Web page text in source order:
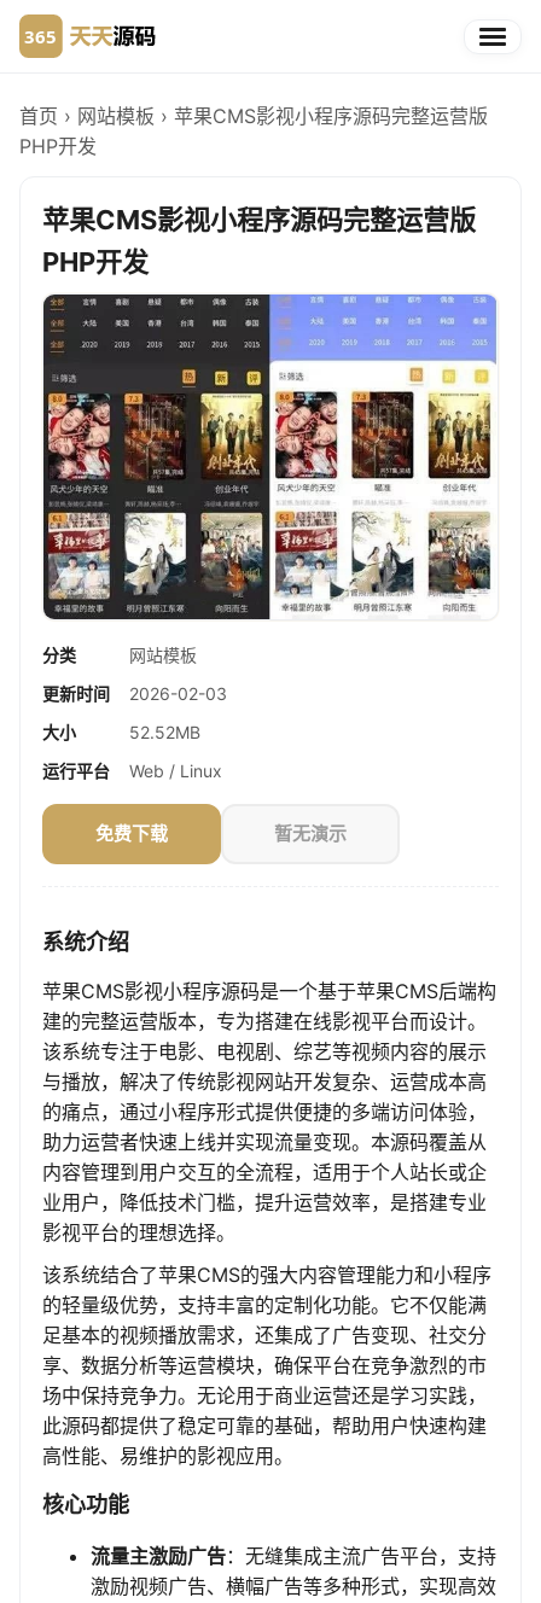
首页 › 网站模板 › 苹果CMS影视小程序源码完整运营版
PHP开发
苹果CMS影视小程序源码完整运营版
PHP开发
分类
网站模板
更新时间
2026-02-03
大小
52.52MB
运行平台
Web / Linux
免费下载 暂无演示
系统介绍
苹果CMS影视小程序源码是一个基于苹果CMS后端构
建的完整运营版本，专为搭建在线影视平台而设计。
该系统专注于电影、电视剧、综艺等视频内容的展示
与播放，解决了传统影视网站开发复杂、运营成本高
的痛点，通过小程序形式提供便捷的多端访问体验，
助力运营者快速上线并实现流量变现。本源码覆盖从
内容管理到用户交互的全流程，适用于个人站长或企
业用户，降低技术门槛，提升运营效率，是搭建专业
影视平台的理想选择。
该系统结合了苹果CMS的强大内容管理能力和小程序
的轻量级优势，支持丰富的定制化功能。它不仅能满
足基本的视频播放需求，还集成了广告变现、社交分
享、数据分析等运营模块，确保平台在竞争激烈的市
场中保持竞争力。无论用于商业运营还是学习实践，
此源码都提供了稳定可靠的基础，帮助用户快速构建
高性能、易维护的影视应用。
核心功能
流量主激励广告：无缝集成主流广告平台，支持
激励视频广告、横幅广告等多种形式，实现高效